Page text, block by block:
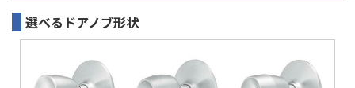
選べるドアノブ形状